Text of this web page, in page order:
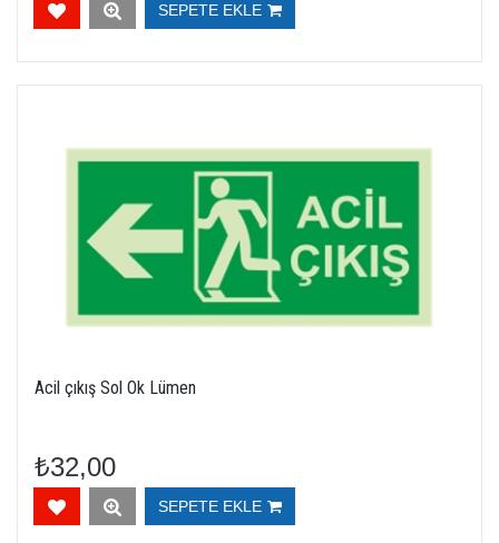
SEPETE EKLE
Acil çıkış Sol Ok Lümen
₺32,00
SEPETE EKLE